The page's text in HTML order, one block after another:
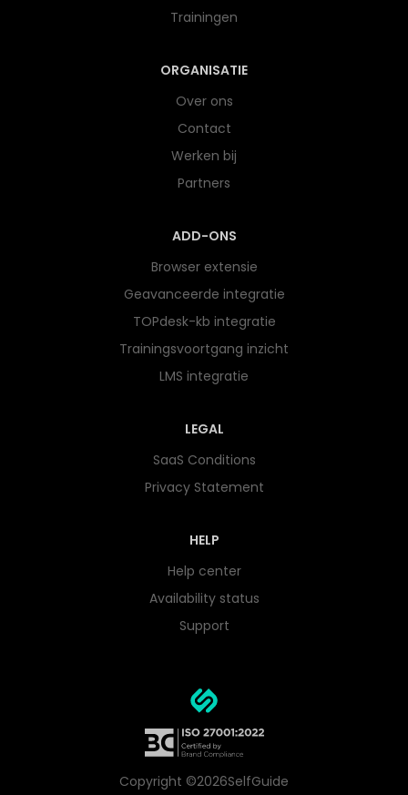
Trainingen
ORGANISATIE
Over ons
Contact
Werken bij
Partners
ADD-ONS
Browser extensie
Geavanceerde integratie
TOPdesk-kb integratie
Trainingsvoortgang inzicht
LMS integratie
LEGAL
SaaS Conditions
Privacy Statement
HELP
Help center
Availability status
Support
Copyright ©2026SelfGuide